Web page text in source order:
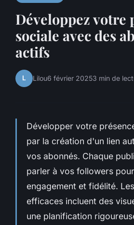
Développez votre
sociale avec des
actifs
L Lilou6 février 20253 min de
Développer votre
par la création d'un lien
vos abonnés. Chaque
parler à vos followers
engagement et fidélité.
efficaces incluent des
une planification